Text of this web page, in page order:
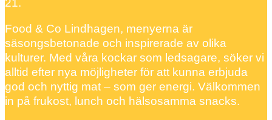
21.
Food & Co Lindhagen, menyerna är
säsongsbetonade och inspirerade av olika
kulturer. Med våra kockar som ledsagare, söker vi
alltid efter nya möjligheter för att kunna erbjuda
god och nyttig mat – som ger energi. Välkommen
in på frukost, lunch och hälsosamma snacks.